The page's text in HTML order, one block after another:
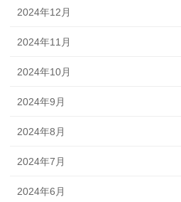
2024年12月
2024年11月
2024年10月
2024年9月
2024年8月
2024年7月
2024年6月